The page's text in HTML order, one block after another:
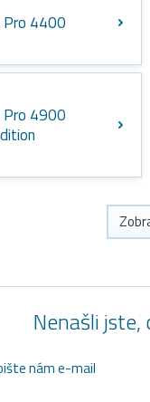
Pro 4400
Pro 4900
Nenašli jste,
nám e-mail